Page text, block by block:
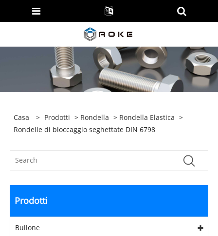
Casa > Prodotti > Rondella > Rondella Elastica >
Rondelle di bloccaggio seghettate DIN 6798
Prodotti
Bullone